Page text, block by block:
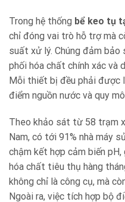
Trong hệ thống bể keo tụ
chỉ đóng vai trò hỗ trợ mà
suất xử lý. Chúng đảm bảo
phối hóa chất chính xác và
Mỗi thiết bị đều phải được
điểm nguồn nước và quy mô
Theo khảo sát từ 58 trạm
Nam, có tới 91% nhà máy
chậm kết hợp cảm biến
hóa chất tiêu thụ hàng
không chỉ là công cụ, mà
Ngoài ra, việc tích hợp bộ